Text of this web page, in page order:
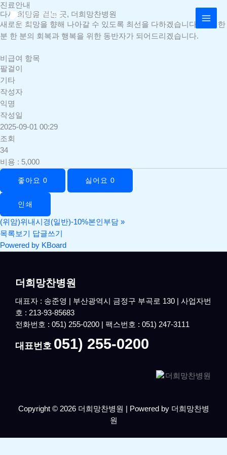
콘
텐
츠
로
너
진료안내
다시 희망을 걷는 곳, 더희망찬병원
새로운 희망을 향해 나아갈 수 있도록 최선을 다하겠습니다. 환자 한
분 한 분의 회복과 행복을 위한 동반자가 되어드리겠습니다.
비급여 항목
팔걸이
기타
작성자
익명
작성일
2025-09-01 00:29
조회
34
비용 : 5,000
좋아요 0 싫어요 0
인쇄
(위암)위내시경(일반)-10%본인부담 »
목록보기
답글쓰기
Powered by KBoard
더희망찬병원
대표자 : 송준영 | 부산광역시 금정구 부곡로 130 | 사업자번
호 : 213-93-85683
전화번호 : 051) 255-0200 | 팩스번호 : 051) 247-3111
대표번호 051) 255-0200
Copyright © 2026 더희망찬병원 | Powered by 더희망찬병
원